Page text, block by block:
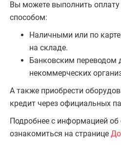
Вы можете выполнить
способом:
Наличными или по
на складе.
Банковским переводом
некоммерческих
А также приобрести
кредит через официальных
Подробнее с информацией
ознакомиться на странице